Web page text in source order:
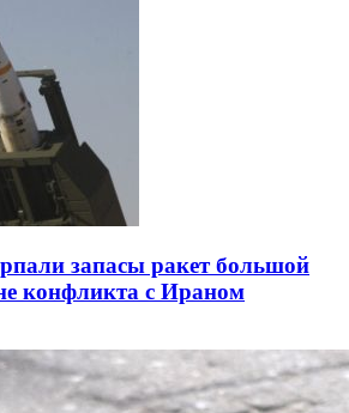
запасы ракет большой
конфликта с Ираном